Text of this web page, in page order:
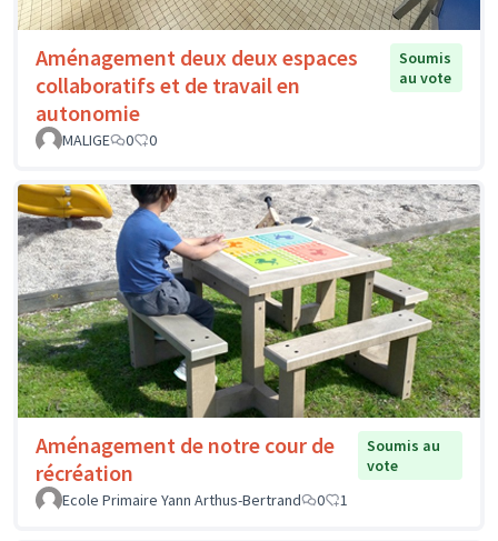
Aménagement deux deux espaces
collaboratifs et de travail en
autonomie
Soumis
au vote
MALIGE 0 0
Aménagement de notre cour de
récréation
Soumis au
vote
Ecole Primaire Yann Arthus-Bertrand
0 1